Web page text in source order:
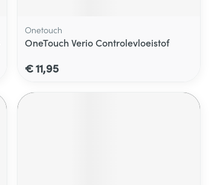
Onetouch
OneTouch Verio Controlevloeistof
€ 11,95